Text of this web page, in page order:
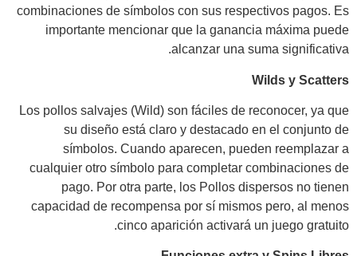
combinaciones de símbolos con sus respectivos pagos. Es
importante mencionar que la ganancia máxima puede
alcanzar una suma significativa.
Wilds y Scatters
Los pollos salvajes (Wild) son fáciles de reconocer, ya que
su diseño está claro y destacado en el conjunto de
símbolos. Cuando aparecen, pueden reemplazar a
cualquier otro símbolo para completar combinaciones de
pago. Por otra parte, los Pollos dispersos no tienen
capacidad de recompensa por sí mismos pero, al menos
cinco aparición activará un juego gratuito.